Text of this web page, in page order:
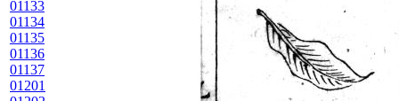
01133
01134
01135
01136
01137
01201